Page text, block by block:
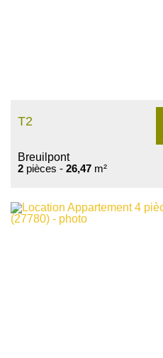
T2
Breuilpont
2 pièces - 26,47 m²